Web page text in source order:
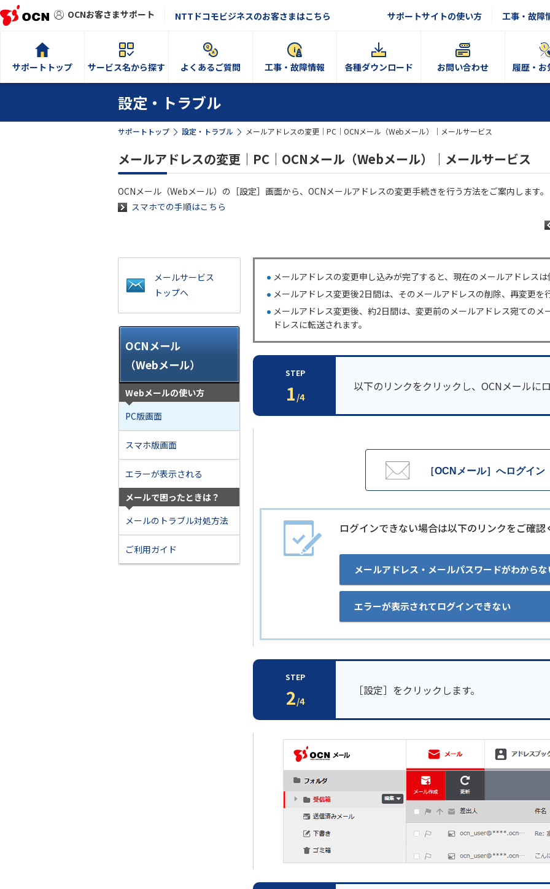
OCNお客さまサポート NTTドコモビジネスのお客さまはこちら サポートサイトの使い方 工事・故障
サポートトップ サービス名から探す よくあるご質問 工事・故障情報 各種ダウンロード お問い合わせ 履歴・お
設定・トラブル
サポートトップ 設定・トラブル メールアドレスの変更｜PC｜OCNメール（Webメール）｜メールサービス
メールアドレスの変更｜PC｜OCNメール（Webメール）｜メールサービス
OCNメール（Webメール）の［設定］画面から、OCNメールアドレスの変更手続きを行う方法をご案内します。
スマホでの手順はこちら
メールサービス
トップへ
OCNメール
（Webメール）
Webメールの使い方
PC版画面
スマホ版画面
エラーが表示される
メールで困ったときは？
メールのトラブル対処方法
ご利用ガイド
メールアドレスの変更申し込みが完了すると、現在のメールアドレス
メールアドレス変更後2日間は、そのメールアドレスの削除、再変更を
メールアドレス変更後、約2日間は、変更前のメールアドレス宛てのメ
ドレスに転送されます。
STEP
1 /4
以下のリンクをクリックし、OCNメールに
［OCNメール］へログイン
ログインできない場合は以下のリンクをご確認
メールアドレス・メールパスワードがわからな
エラーが表示されてログインできない
STEP
2/4
［設定］をクリックします。